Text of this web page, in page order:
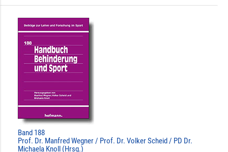
Band 188
Prof. Dr. Manfred Wegner / Prof. Dr. Volker Scheid / PD Dr.
Michaela Knoll (Hrsg.)